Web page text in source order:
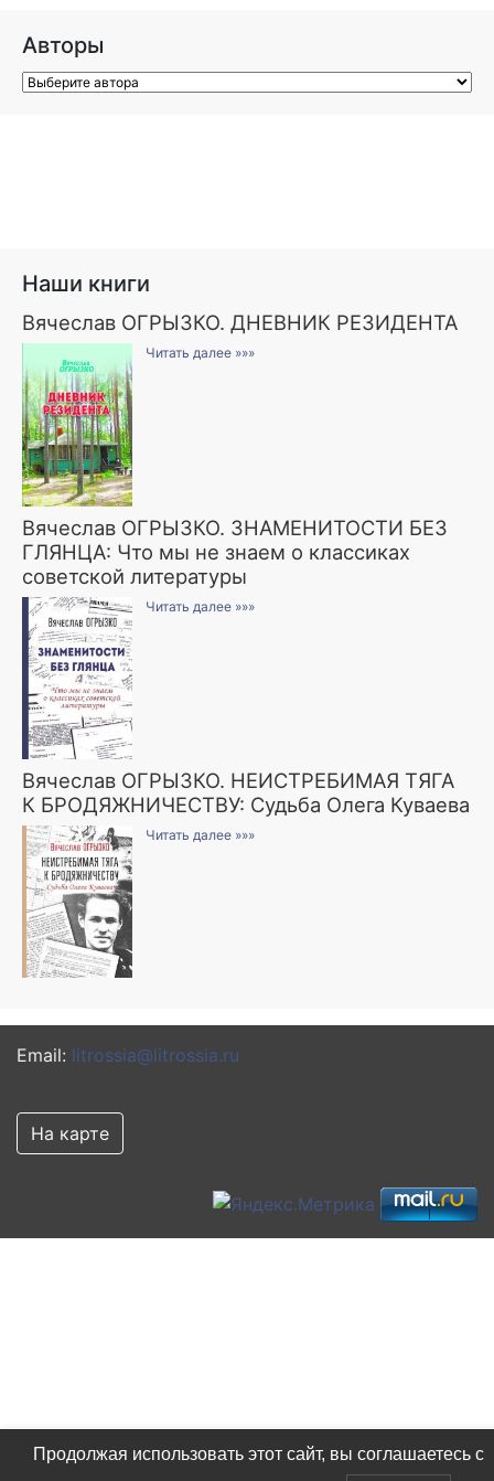
Авторы
Наши книги
Вячеслав ОГРЫЗКО. ДНЕВНИК РЕЗИДЕНТА
Читать далее »»»
Вячеслав ОГРЫЗКО. ЗНАМЕНИТОСТИ БЕЗ
ГЛЯНЦА: Что мы не знаем о классиках
советской литературы
Читать далее »»»
Вячеслав ОГРЫЗКО. НЕИСТРЕБИМАЯ ТЯГА
К БРОДЯЖНИЧЕСТВУ: Судьба Олега Куваева
Читать далее »»»
Email: litrossia@litrossia.ru
На карте
Продолжая использовать этот сайт, вы соглашаетесь с